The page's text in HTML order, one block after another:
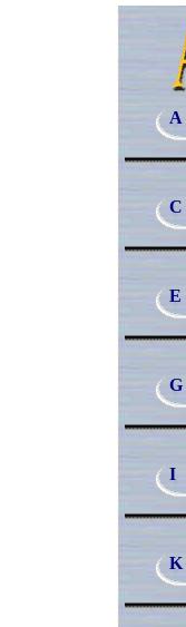
A
C
E
G
I
K